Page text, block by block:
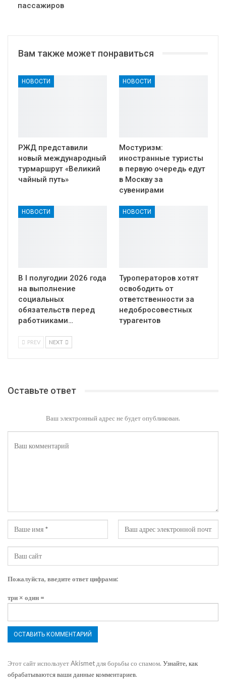
пассажиров
Вам также может понравиться
НОВОСТИ
РЖД представили
новый международный
турмаршрут «Великий
чайный путь»
НОВОСТИ
Мостуризм:
иностранные туристы
в первую очередь едут
в Москву за
сувенирами
НОВОСТИ
В I полугодии 2026 года
на выполнение
социальных
обязательств перед
работниками…
НОВОСТИ
Туроператоров хотят
освободить от
ответственности за
недобросовестных
турагентов
PREV NEXT
Оставьте ответ
Ваш электронный адрес не будет опубликован.
Пожалуйста, введите ответ цифрами:
три × один =
Этот сайт использует Akismet для борьбы со спамом. Узнайте, как
обрабатываются ваши данные комментариев.